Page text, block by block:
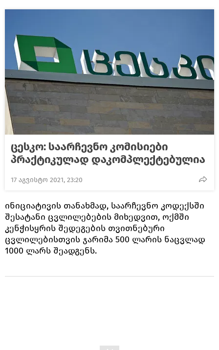
ცესკო: საარჩევნო კომისიები
პრაქტიკულად დაკომპლექტებულია
17 აგვისტო 2021, 23:20
ინიციატივის თანახმად, საარჩევნო კოდექსში
შესატანი ცვლილებების მიხედვით, ოქმში
კენჭისყრის შედეგების თვითნებური
ცვლილებისთვის ჯარიმა 500 ლარის ნაცვლად
1000 ლარს შეადგენს.